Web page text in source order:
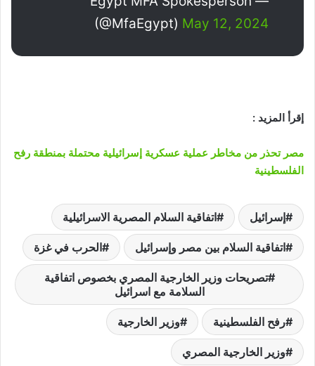
(@MfaEgypt) May 12, 2024
إقرأ المزيد :
مصر تحذر من مخاطر عملية عسكرية إسرائيلية محتملة بمنطقة رفح
الفلسطينية
إسرائيل اتفاقية السلام المصرية الاسرائيلية
اتفاقية السلام بين مصر وإسرائيل الحرب في غزة
تصريحات وزير الخارجية المصري بخصوص اتفاقية
السلامة مع اسرائيل
رفح الفلسطينية وزير الخارجية
وزير الخارجية المصري